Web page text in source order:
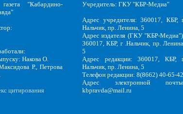
"Кабардино-
Накова О.
Р., Петрова
Учредитель: ГКУ "КБР-Медиа"
Адрес учредителя: 360017, КБР,
Нальчик, пр. Ленина, 5
Адрес издателя (ГКУ "КБР-
360017, КБР, г .Нальчик, пр.
5
Адрес редакции: 360017, КБР,
Нальчик, пр. Ленина, 5
Телефон редакции: 8(8662) 40-65-42
Адрес электронной
kbpravda@mail.ru